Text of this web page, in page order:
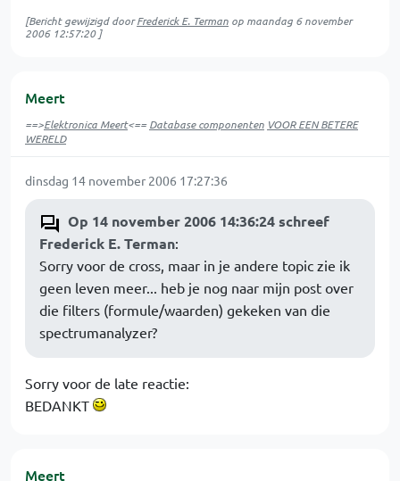
[Bericht gewijzigd doorFrederick E. Terman op maandag 6 november
2006 12:57:20]
Meert
==>Elektronica Meert<==Database componenten VOOR EEN BETERE
WERELD
dinsdag 14 november 2006 17:27:36
Op 14 november 2006 14:36:24 schreef
Frederick E. Terman:
Sorry voor de cross, maar in je andere topic zie ik
geen leven meer... heb je nog naar mijn post over
die filters (formule/waarden) gekeken van die
spectrumanalyzer?
Sorry voor de late reactie:
BEDANKT
Meert